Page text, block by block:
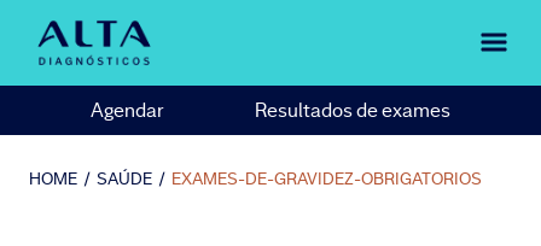
Agendar Resultados de exames
HOME / SAÚDE / EXAMES-DE-GRAVIDEZ-OBRIGATORIOS